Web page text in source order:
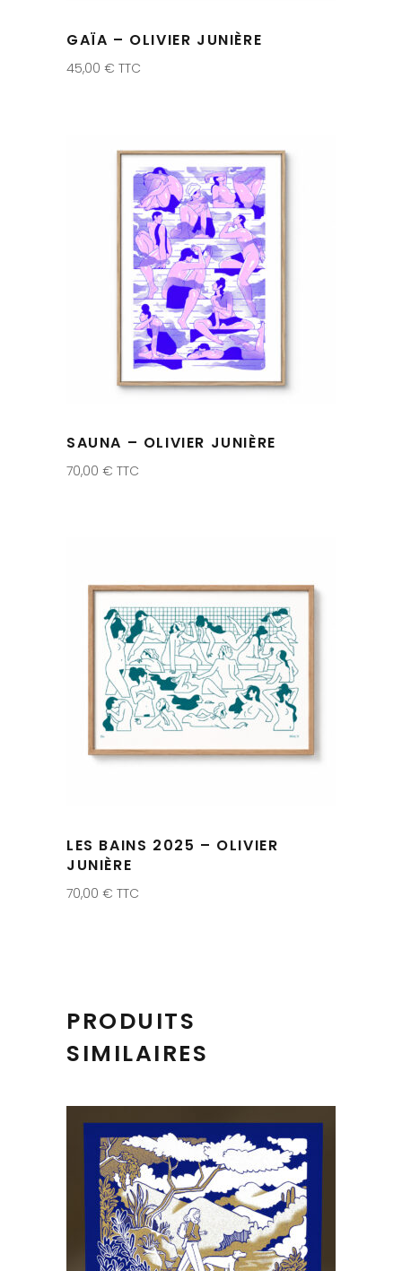
GAÏA – OLIVIER JUNIÈRE
45,00 € TTC
SAUNA – OLIVIER JUNIÈRE
70,00 € TTC
LES BAINS 2025 – OLIVIER
JUNIÈRE
70,00 € TTC
PRODUITS
SIMILAIRES